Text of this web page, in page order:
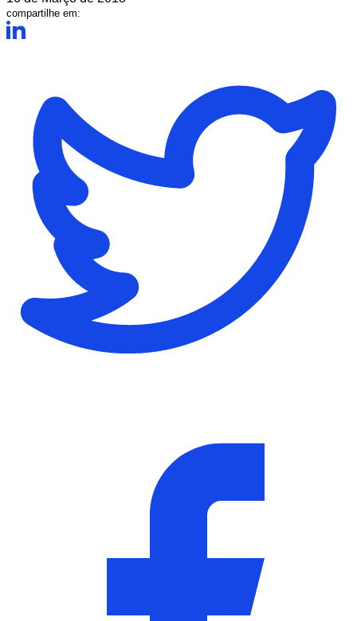
compartilhe em: